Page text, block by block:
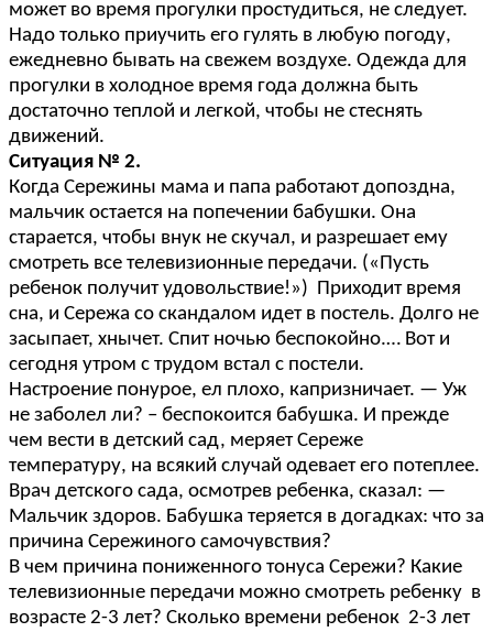
может во время прогулки простудиться, не следует.
Надо только приучить его гулять в любую погоду,
ежедневно бывать на свежем воздухе. Одежда для
прогулки в холодное время года должна быть
достаточно теплой и легкой, чтобы не стеснять
движений.
Ситуация № 2.
Когда Сережины мама и папа работают допоздна,
мальчик остается на попечении бабушки. Она
старается, чтобы внук не скучал, и разрешает ему
смотреть все телевизионные передачи. («Пусть
ребенок получит удовольствие!») Приходит время
сна, и Сережа со скандалом идет в постель. Долго не
засыпает, хнычет. Спит ночью беспокойно.… Вот и
сегодня утром с трудом встал с постели.
Настроение понурое, ел плохо, капризничает. — Уж
не заболел ли? – беспокоится бабушка. И прежде
чем вести в детский сад, меряет Сереже
температуру, на всякий случай одевает его потеплее.
Врач детского сада, осмотрев ребенка, сказал: —
Мальчик здоров. Бабушка теряется в догадках: что за
причина Сережиного самочувствия?
В чем причина пониженного тонуса Сережи? Какие
телевизионные передачи можно смотреть ребенку в
возрасте 2-3 лет? Сколько времени ребенок 2-3 лет